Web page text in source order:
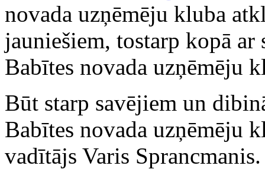
novada uzņēmēju kluba
jauniešiem, tostarp kopā
Babītes novada uzņēmēju
Būt starp savējiem un
Babītes novada uzņēmēju
vadītājs Varis Sprancmanis.